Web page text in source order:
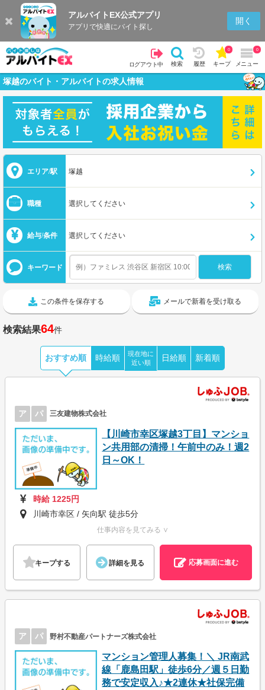
アルバイトEX公式アプリ
アプリで快適にバイト探し
開く
ログアウト中 検索 履歴 キープ
0
メニュー
0
塚越のバイト・アルバイトの求人情報
エリア/駅 塚越
職種 選択してください
給与/条件 選択してください
キーワード
この条件を保存する メールで新着を受け取る
検索結果64件
おすすめ順 時給順
現在地に
近い順
日給順 新着順
ア パ 三友建物株式会社
【川崎市幸区塚越3丁目】マンショ
ン共用部の清掃！午前中のみ！週2
日～OK！
時給 1225円
川崎市幸区 / 矢向駅 徒歩5分
仕事内容を見てみる ∨
キープする 詳細を見る 応募画面に進む
ア パ 野村不動産パートナーズ株式会社
マンション管理人募集！＼ JR南武
線「鹿島田駅」徒歩6分／週５日勤
務で安定収入♪★2連休★社保完備